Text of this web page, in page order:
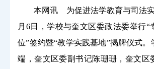
本网讯 为促进法学教育与司法
月6日，学校与奎文区委政法委举行“
位”签约暨“教学实践基地”揭牌仪式
端，奎文区委副书记陈珊珊，奎文区